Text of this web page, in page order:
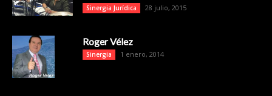
Sinergia Jurídica 28 julio, 2015
Roger Vélez
Sinergia 1 enero, 2014